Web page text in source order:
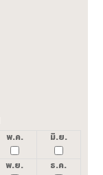
พ.ค. มิ.ย.
พ.ย. ธ.ค.